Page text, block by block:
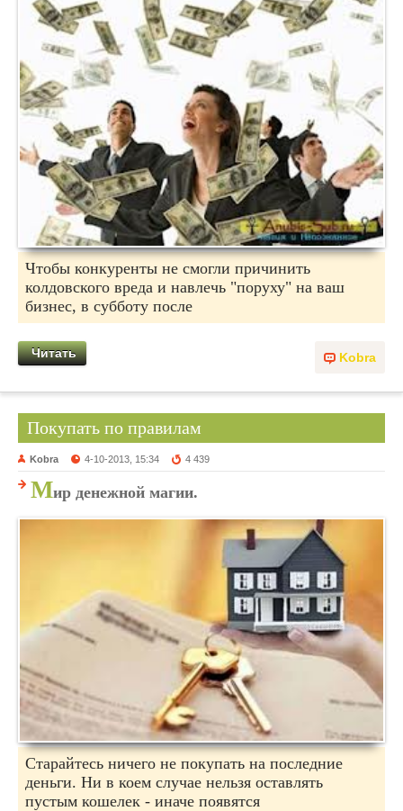
Чтобы конкуренты не смогли причинить
колдовского вреда и навлечь "поруху" на ваш
бизнес, в субботу после
Kobra
Читать
Покупать по правилам
Kobra 4-10-2013, 15:34 4 439
Мир денежной магии.
Старайтесь ничего не покупать на последние
деньги. Ни в коем случае нельзя оставлять
пустым кошелек - иначе появятся